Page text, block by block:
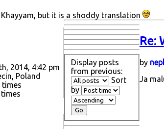
but it is a shoddy translation
2014, 4:42 pm
Poland
times
times
Re:
by
Ja
Display posts
from previous:
Sort
by